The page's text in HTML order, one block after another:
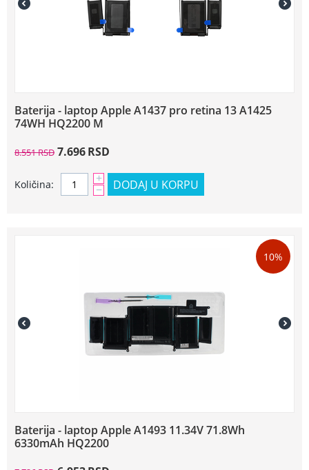
Baterija - laptop Apple A1437 pro retina 13 A1425
74WH HQ2200 M
8.551RSD 7.696RSD
Količina: +
− DODAJ U KORPU
10%
Baterija - laptop Apple A1493 11.34V 71.8Wh
6330mAh HQ2200